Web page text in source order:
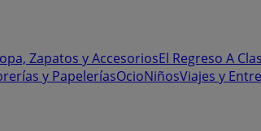
Zapatos y AccesoriosEl Regreso A
y PapeleríasOcioNiñosViajes y